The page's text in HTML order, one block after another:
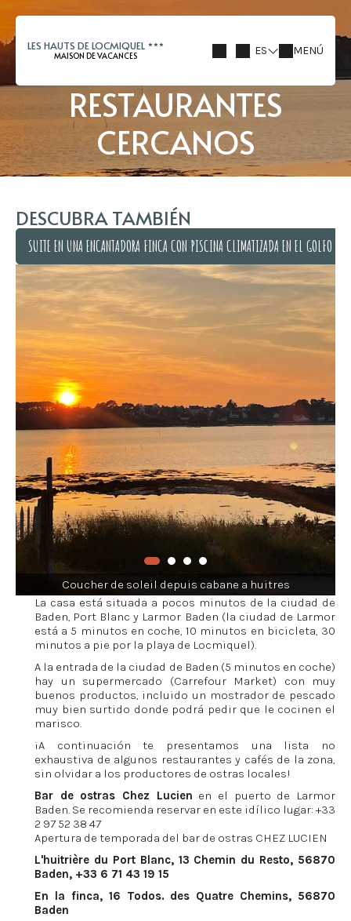
LES HAUTS DE LOCMIQUEL
MAISON DE VACANCES ES MENÚ
RESTAURANTES
CERCANOS
DESCUBRA TAMBIÉN
SUITE EN UNA ENCANTADORA FINCA CON PISCINA CLIMATIZADA EN EL GOLFO DE
SUITE EN UNA ENCANTADORA FINCA CON PISCINA CLIMATIZADA EN EL GOLFO DE
Coucher de soleil depuis cabane a huitres
La casa está situada a pocos minutos de la ciudad de
Baden, Port Blanc y Larmor Baden (la ciudad de Larmor
está a 5 minutos en coche, 10 minutos en bicicleta, 30
minutos a pie por la playa de Locmiquel).
A la entrada de la ciudad de Baden (5 minutos en coche)
hay un supermercado (Carrefour Market) con muy
buenos productos, incluido un mostrador de pescado
muy bien surtido donde podrá pedir que le cocinen el
marisco.
¡A continuación te presentamos una lista no
exhaustiva de algunos restaurantes y cafés de la zona,
sin olvidar a los productores de ostras locales!
Bar de ostras Chez Lucien en el puerto de Larmor
Baden. Se recomienda reservar en este idílico lugar: +33
2 97 52 38 47
Apertura de temporada del bar de ostras CHEZ LUCIEN
L'huitrière du Port Blanc, 13 Chemin du Resto, 56870
Baden, +33 6 71 43 19 15
En la finca,16 Todos. des Quatre Chemins, 56870
Baden